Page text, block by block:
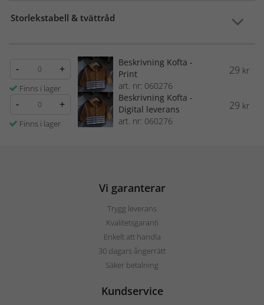
Storlekstabell & tvättråd
- +
Finns i lager
Beskrivning Kofta -
Print
art. nr: 060276
29 kr
- +
Finns i lager
Beskrivning Kofta -
Digital leverans
art. nr: 060276
29 kr
Vi garanterar
Trygg leverans
Kvalitetsgaranti
Enkelt att handla
30 dagars ångerrätt
Säker betalning
Kundservice